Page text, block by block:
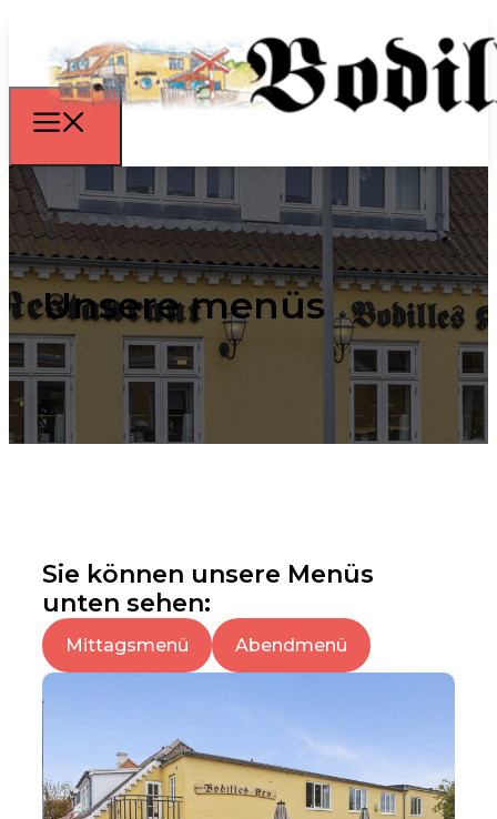
Unsere menüs
Sie können unsere Menüs
unten sehen:
Mittagsmenü Abendmenü